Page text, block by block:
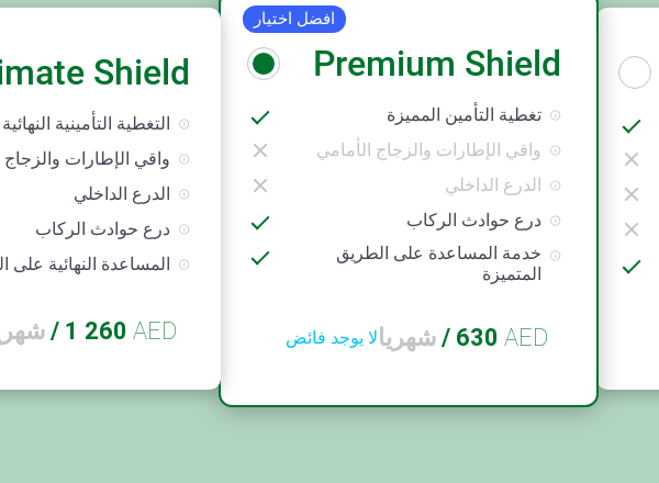
افضل اختيار
Premium Shield
تغطية التأمين المميزة
واقي الإطارات والزجاج الأمامي
الدرع الداخلي
درع حوادث الركاب
خدمة المساعدة على الطريق
المتميزة
AED
630
/ شهريالا يوجد فائض
Shield
التغطية التأمينية النهائية
واقي الإطارات والزجاج
الدرع الداخلي
درع حوادث الركاب
المساعدة النهائية على
AED
1 260
/